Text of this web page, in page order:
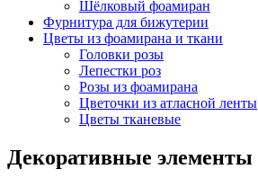
Шёлковый фоамиран
Фурнитура для бижутерии
Цветы из фоамирана и ткани
Головки розы
Лепестки роз
Розы из фоамирана
Цветочки из атласной ленты
Цветы тканевые
Декоративные элементы